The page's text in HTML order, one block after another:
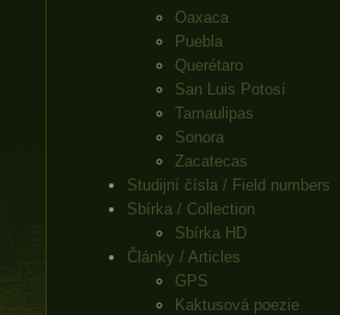
Oaxaca
Puebla
Querétaro
San Luis Potosí
Tamaulipas
Sonora
Zacatecas
Studijní čísla / Field numbers
Sbírka / Collection
Sbírka HD
Články / Articles
GPS
Kaktusová poezie